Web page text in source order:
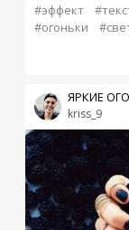
#эффект
#огоньки
kriss_9
ЯРКИЕ